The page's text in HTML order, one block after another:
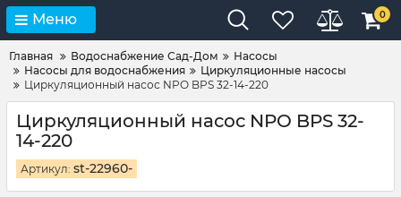
Меню 0
Главная Водоснабжение Сад-Дом
Насосы
Насосы для водоснабжения
Циркуляционные насосы
Циркуляционный насос NPO BPS 32-14-220
Циркуляционный насос NPO BPS 32-
14-220
Артикул: st-22960-